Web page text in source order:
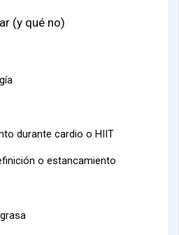
(y qué no)
durante cardio o HIIT
o estancamiento